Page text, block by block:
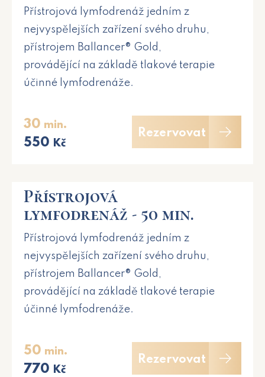
Přístrojová lymfodrenáž jedním z
nejvyspělejších zařízení svého druhu,
přístrojem Ballancer® Gold,
provádějící na základě tlakové terapie
účinné lymfodrenáže.
30 min.
550 Kč
Rezervovat
Přístrojová
lymfodrenáž - 50 min.
Přístrojová lymfodrenáž jedním z
nejvyspělejších zařízení svého druhu,
přístrojem Ballancer® Gold,
provádějící na základě tlakové terapie
účinné lymfodrenáže.
50 min.
770 Kč
Rezervovat